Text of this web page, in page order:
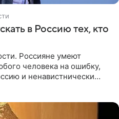
в Россию тех, кто
Россияне умеют
человека на ошибку,
и ненавистнически